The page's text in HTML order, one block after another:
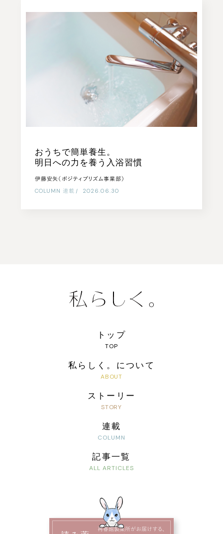
COLUMN 連載 | 2026.06.30
おうちで簡単養生。
明日への力を養う入浴習慣
伊藤安矢（ポジティブリズム事業部）
トップ
私らしく。について
ストーリー
記事一覧
連載
再春館製薬所がお届けする、